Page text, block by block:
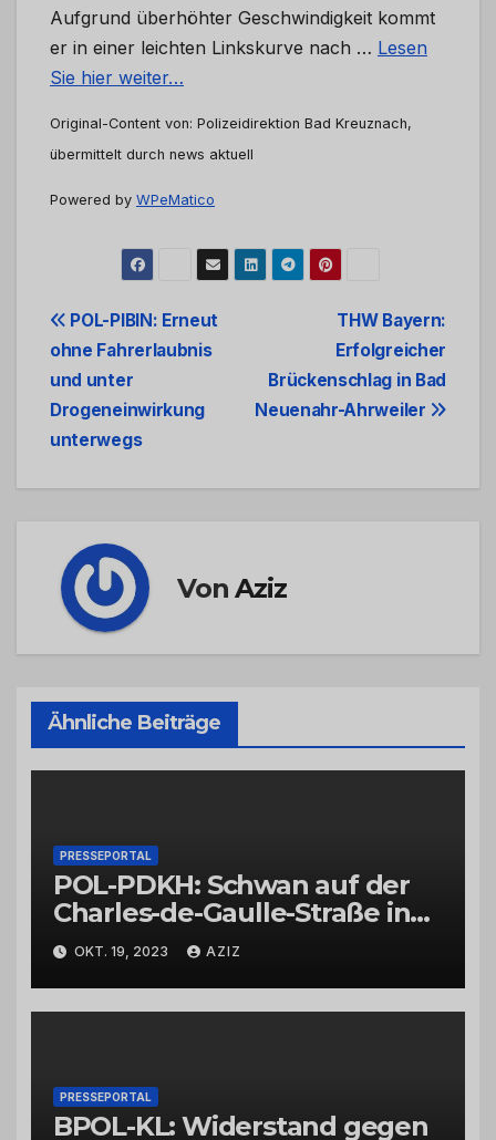
Aufgrund überhöhter Geschwindigkeit kommt
er in einer leichten Linkskurve nach … Lesen
Sie hier weiter…
Original-Content von: Polizeidirektion Bad Kreuznach,
übermittelt durch news aktuell
Powered by WPeMatico
Beitrags-
Navigation
THW Bayern:
Erfolgreicher
Brückenschlag in Bad
Neuenahr-Ahrweiler
POL-PIBIN: Erneut
ohne Fahrerlaubnis
und unter
Drogeneinwirkung
unterwegs
VonAziz
Ähnliche Beiträge
PRESSEPORTAL
POL-PDKH: Schwan auf der
Charles-de-Gaulle-Straße in
Bad Kreuznach beeinflusst
Feierabendverkehr
OKT. 19, 2023 AZIZ
PRESSEPORTAL
BPOL-KL: Widerstand gegen